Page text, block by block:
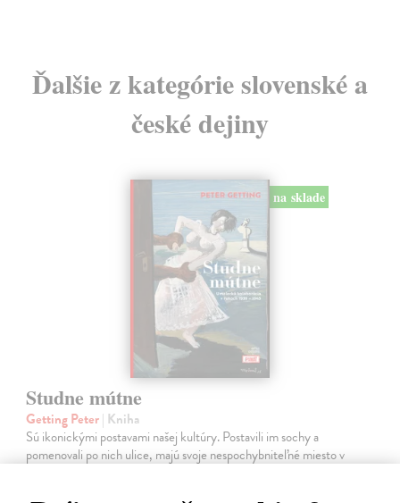
Ďalšie z kategórie slovenské a
české dejiny
na sklade
Studne mútne
Getting Peter| Kniha
Sú ikonickými postavami našej kultúry. Postavili im sochy a
pomenovali po nich ulice, majú svoje nespochybniteľné miesto v